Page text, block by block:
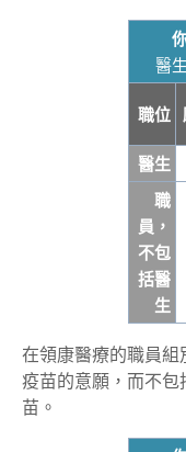
醫
職位
醫生
職
員，
不包
括醫
生
在領康醫療的職員組
疫苗的意願，而不包
苗。